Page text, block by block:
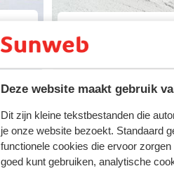
Deze website maakt gebruik
Dit zijn kleine tekstbestanden die
je onze website bezoekt. Standaard
functionele cookies die ervoor
goed kunt gebruiken, analytische
Arabba Marmolada